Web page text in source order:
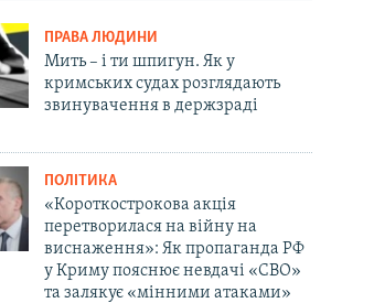
ПРАВА ЛЮДИНИ
Мить – і ти шпигун. Як у
кримських судах розглядають
звинувачення в держзраді
ПОЛІТИКА
«Короткострокова акція
перетворилася на війну на
виснаження»: Як пропаганда РФ
у Криму пояснює невдачі «СВО»
та залякує «мінними атаками»